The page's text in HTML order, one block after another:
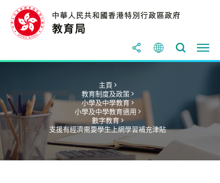
主頁 >
教育制度及政策 >
小學及中學教育 >
小學及中學教育適用 >
數字教育 >
支援有經濟需要學生上網學習補充津貼